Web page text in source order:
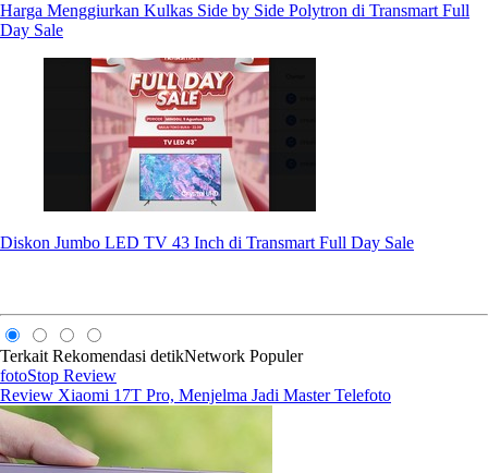
Harga Menggiurkan Kulkas Side by Side Polytron di Transmart Full
Day Sale
Diskon Jumbo LED TV 43 Inch di Transmart Full Day Sale
Terkait Rekomendasi detikNetwork Populer
fotoStop Review
Review Xiaomi 17T Pro, Menjelma Jadi Master Telefoto